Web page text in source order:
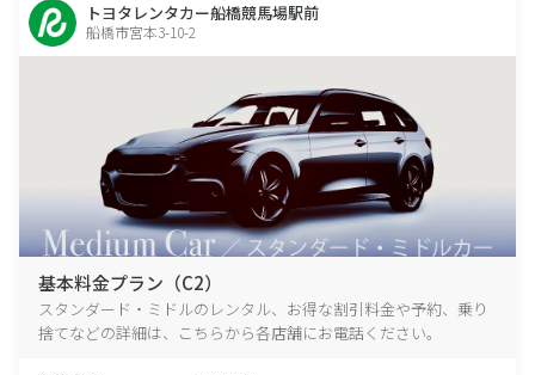
トヨタレンタカー船橋競馬場駅前
船橋市宮本3-10-2
基本料金プラン（C2）
スタンダード・ミドルのレンタル、お得な割引料金や予約、乗り
捨てなどの詳細は、こちらから各店舗にお電話ください。